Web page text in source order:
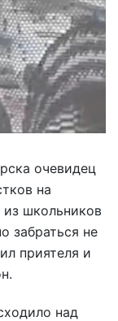
очевидец
на
из школьников
забраться не
приятеля и
над